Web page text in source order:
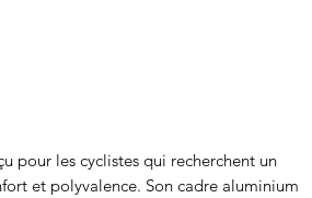
pour les cyclistes qui recherchent un
et polyvalence. Son cadre aluminium